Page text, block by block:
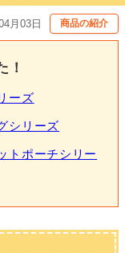
月03日 商品の紹介
！
ーズ
シリーズ
トポーチシリー